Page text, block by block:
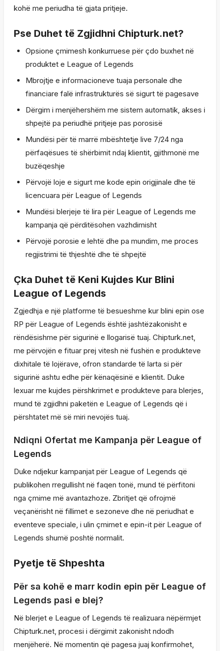
kohë me periudha të gjata pritjeje.
Pse Duhet të Zgjidhni Chipturk.net?
Opsione çmimesh konkurruese për çdo buxhet në
produktet e League of Legends
Mbrojtje e informacioneve tuaja personale dhe
financiare falë infrastrukturës së sigurt të pagesave
Dërgim i menjëhershëm me sistem automatik, akses i
shpejtë pa periudhë pritjeje pas porosisë
Mundësi për të marrë mbështetje live 7/24 nga
përfaqësues të shërbimit ndaj klientit, gjithmonë me
buzëqeshje
Përvojë loje e sigurt me kode epin origjinale dhe të
licencuara për League of Legends
Mundësi blerjeje të lira për League of Legends me
kampanja që përditësohen vazhdimisht
Përvojë porosie e lehtë dhe pa mundim, me proces
regjistrimi të thjeshtë dhe të shpejtë
Çka Duhet të Keni Kujdes Kur Blini
League of Legends
Zgjedhja e një platforme të besueshme kur blini epin ose
RP për League of Legends është jashtëzakonisht e
rëndësishme për sigurinë e llogarisë tuaj. Chipturk.net,
me përvojën e fituar prej vitesh në fushën e produkteve
dixhitale të lojërave, ofron standarde të larta si për
sigurinë ashtu edhe për kënaqësinë e klientit. Duke
lexuar me kujdes përshkrimet e produkteve para blerjes,
mund të zgjidhni paketën e League of Legends që i
përshtatet më së miri nevojës tuaj.
Ndiqni Ofertat me Kampanja për League of
Legends
Duke ndjekur kampanjat për League of Legends që
publikohen rregullisht në faqen tonë, mund të përfitoni
nga çmime më avantazhoze. Zbritjet që ofrojmë
veçanërisht në fillimet e sezoneve dhe në periudhat e
eventeve speciale, i ulin çmimet e epin-it për League of
Legends shumë poshtë normalit.
Pyetje të Shpeshta
Për sa kohë e marr kodin epin për League of
Legends pasi e blej?
Në blerjet e League of Legends të realizuara nëpërmjet
Chipturk.net, procesi i dërgimit zakonisht ndodh
menjëherë. Në momentin që pagesa juaj konfirmohet,